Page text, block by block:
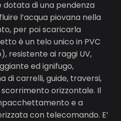
di una pendenza
l’acqua piovana nella
per poi scaricarla
è un telo unico in PVC
resistente ai raggi UV,
ed ignifugo,
di carrelli, guide, traversi,
orizzontale. Il
e a
con telecomando. E’